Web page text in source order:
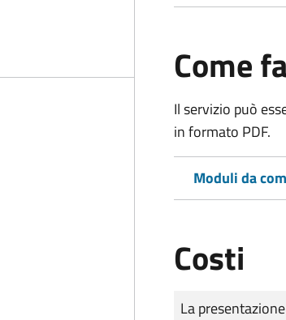
Come
Il servizio può
in formato PDF.
Moduli da
Costi
Tipo di
Importo
La